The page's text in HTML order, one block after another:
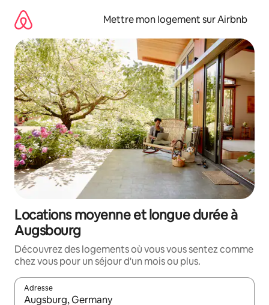
directement
contenu
Mettre mon logement sur Airbnb
Locations moyenne et longue durée à
Augsbourg
Découvrez des logements où vous vous sentez comme
chez vous pour un séjour d'un mois ou plus.
Adresse
Lorsque les résultats s'affichent, utilisez les flèches vers le